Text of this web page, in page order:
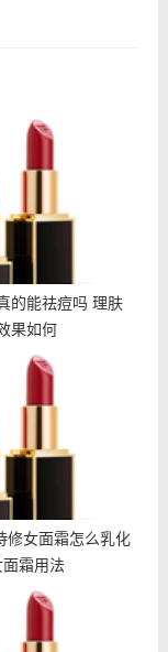
真的能祛痘吗 理
的能祛痘吗 理肤
果如何
修女面霜怎么
修女面霜怎么乳化
霜用法
间畅饮面膜多少